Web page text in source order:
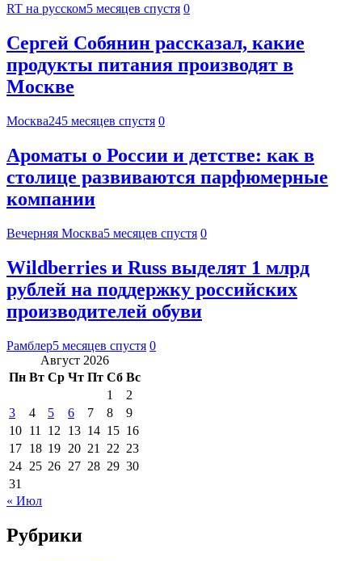
RT на русском5 месяцев спустя 0
Сергей Собянин рассказал, какие
продукты питания производят в
Москве
Москва245 месяцев спустя 0
Ароматы о России и детстве: как в
столице развиваются парфюмерные
компании
Вечерняя Москва5 месяцев спустя 0
Wildberries и Russ выделят 1 млрд
рублей на поддержку российских
производителей обуви
Рамблер5 месяцев спустя 0
Август 2026
Пн Вт Ср Чт Пт Сб Вс
1
2
3
4 5 6 7 8
9
10 11 12 13 14 15 16
17 18 19 20 21 22 23
24 25 26 27 28 29 30
31
« Июл
Рубрики